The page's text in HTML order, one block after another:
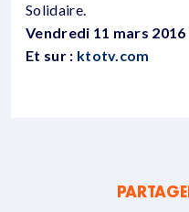
Solidaire.
Vendredi 11 mars 2016
Et sur : ktotv.com